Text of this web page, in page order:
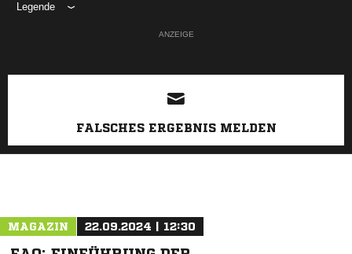
Legende
ANZEIGE
FALSCHES ERGEBNIS MELDEN
MAGAZIN 22.09.2024 | 12:30